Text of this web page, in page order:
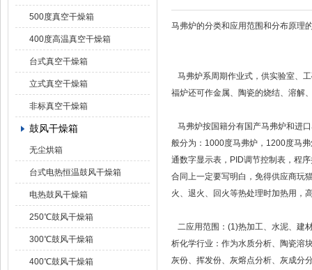
500度真空干燥箱
400度高温真空干燥箱
台式真空干燥箱
立式真空干燥箱
非标真空干燥箱
鼓风干燥箱
无尘烘箱
台式电热恒温鼓风干燥箱
电热鼓风干燥箱
250℃鼓风干燥箱
300℃鼓风干燥箱
400℃鼓风干燥箱
马弗炉的分类和应用范围和分布原理
马弗炉系周期作业式，供实验室、
福炉还可作金属、陶瓷的烧结、溶解
马弗炉按国籍分有国产马弗炉和进
般分为：1000度马弗炉，1200度马
通数字显示表，PID调节控制表，程
合同上一定要写明白，免得供应商玩
火、退火、回火等热处理时加热用，
二应用范围：(1)热加工、水泥、建
析化学行业：作为水质分析、陶瓷溶
灰份、挥发份、灰熔点分析、灰成分